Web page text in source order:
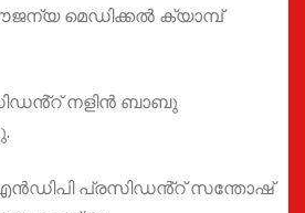
മെഡിക്കൽ ക്യാമ്പ്
നളിൻ ബാബു
പ്രസിഡൻ്റ് സന്തോഷ്